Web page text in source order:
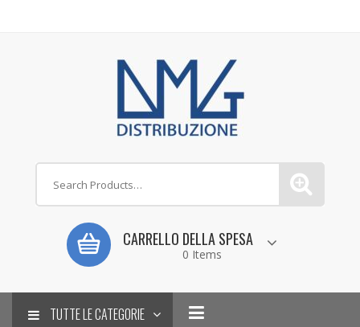
CARRELLO DELLA SPESA
0 Items
TUTTE LE CATEGORIE